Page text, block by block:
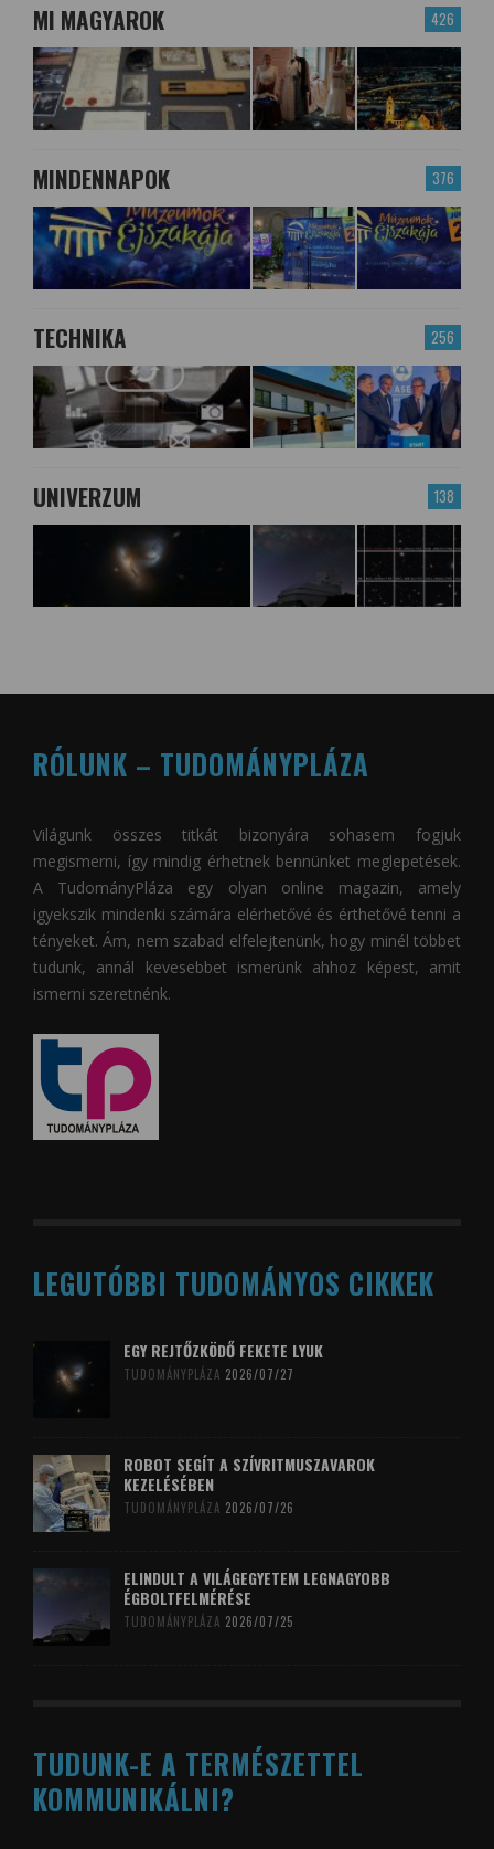
426
MI MAGYAROK
376
MINDENNAPOK
256
TECHNIKA
138
UNIVERZUM
RÓLUNK – TUDOMÁNYPLÁZA
Világunk összes titkát bizonyára sohasem fogjuk
megismerni, így mindig érhetnek bennünket meglepetések.
A TudományPláza egy olyan online magazin, amely
igyekszik mindenki számára elérhetővé és érthetővé tenni a
tényeket. Ám, nem szabad elfelejtenünk, hogy minél többet
tudunk, annál kevesebbet ismerünk ahhoz képest, amit
ismerni szeretnénk.
LEGUTÓBBI TUDOMÁNYOS CIKKEK
EGY REJTŐZKÖDŐ FEKETE LYUK
TUDOMÁNYPLÁZA 2026/07/27
ROBOT SEGÍT A SZÍVRITMUSZAVAROK
KEZELÉSÉBEN
TUDOMÁNYPLÁZA 2026/07/26
ELINDULT A VILÁGEGYETEM LEGNAGYOBB
ÉGBOLTFELMÉRÉSE
TUDOMÁNYPLÁZA 2026/07/25
TUDUNK-E A TERMÉSZETTEL
KOMMUNIKÁLNI?